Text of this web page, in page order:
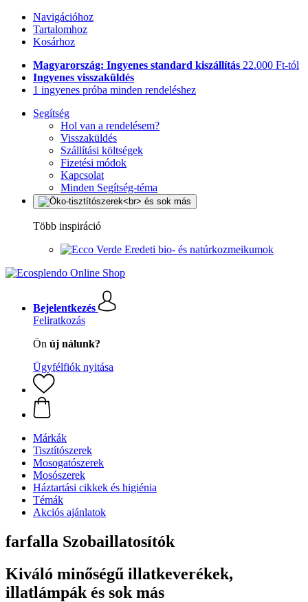
Navigációhoz
Tartalomhoz
Kosárhoz
Magyarország: Ingyenes standard kiszállítás 22.000 Ft-tól
Ingyenes visszaküldés
1 ingyenes próba minden rendeléshez
Segítség
Hol van a rendelésem?
Visszaküldés
Szállítási költségek
Fizetési módok
Kapcsolat
Minden Segítség-téma
Több inspiráció
Eredeti bio- és natúrkozmeikumok
Bejelentkezés
Feliratkozás
Ön új nálunk?
Ügyfélfiók nyitása
Márkák
Tisztítószerek
Mosogatószerek
Mosószerek
Háztartási cikkek és higiénia
Témák
Akciós ajánlatok
farfalla Szobaillatosítók
Kiváló minőségű illatkeverékek,
illatlámpák és sok más